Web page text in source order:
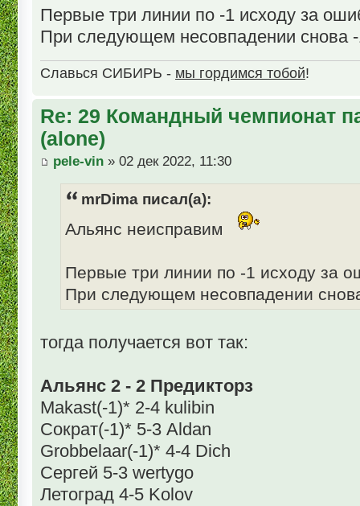
Первые три линии по -1 исходу за
При следующем несовпадении снова
Славься СИБИРЬ - мы гордимся тобой!
Re: 29 Командный чемпионат
(alone)
pele-vin » 02 дек 2022, 11:30
mrDima писал(а):
Альянс неисправим
Первые три линии по -1 исходу за
При следующем несовпадении
тогда получается вот так:
Альянс 2 - 2 Предикторз
Makast(-1)* 2-4 kulibin
Сократ(-1)* 5-3 Aldan
Grobbelaar(-1)* 4-4 Dich
Сергей 5-3 wertygo
Летоград 4-5 Kolov